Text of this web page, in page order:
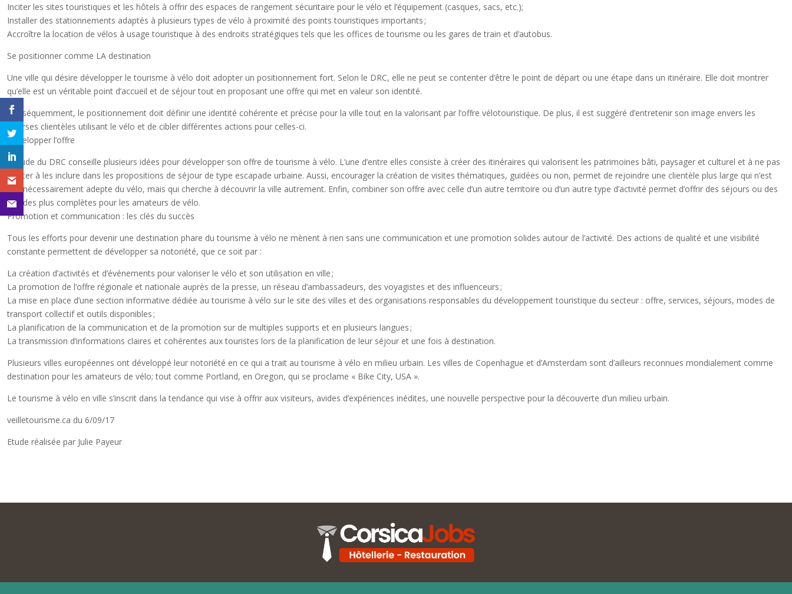
Inciter les sites touristiques et les hôtels à offrir des espaces de rangement sécuritaire pour le vélo et l’équipement (casques, sacs, etc.);
Installer des stationnements adaptés à plusieurs types de vélo à proximité des points touristiques importants ;
Accroître la location de vélos à usage touristique à des endroits stratégiques tels que les offices de tourisme ou les gares de train et d’autobus.
Se positionner comme LA destination
Une ville qui désire développer le tourisme à vélo doit adopter un positionnement fort. Selon le DRC, elle ne peut se contenter d’être le point de départ ou une étape dans un itinéraire. Elle doit montrer
qu’elle est un véritable point d’accueil et de séjour tout en proposant une offre qui met en valeur son identité.
Conséquemment, le positionnement doit définir une identité cohérente et précise pour la ville tout en la valorisant par l’offre vélotouristique. De plus, il est suggéré d’entretenir son image envers les
diverses clientèles utilisant le vélo et de cibler différentes actions pour celles-ci.
Développer l’offre
L’étude du DRC conseille plusieurs idées pour développer son offre de tourisme à vélo. L’une d’entre elles consiste à créer des itinéraires qui valorisent les patrimoines bâti, paysager et culturel et à ne pas
hésiter à les inclure dans les propositions de séjour de type escapade urbaine. Aussi, encourager la création de visites thématiques, guidées ou non, permet de rejoindre une clientèle plus large qui n’est
pas nécessairement adepte du vélo, mais qui cherche à découvrir la ville autrement. Enfin, combiner son offre avec celle d’un autre territoire ou d’un autre type d’activité permet d’offrir des séjours ou des
balades plus complètes pour les amateurs de vélo.
Promotion et communication : les clés du succès
Tous les efforts pour devenir une destination phare du tourisme à vélo ne mènent à rien sans une communication et une promotion solides autour de l’activité. Des actions de qualité et une visibilité
constante permettent de développer sa notoriété, que ce soit par :
La création d’activités et d’événements pour valoriser le vélo et son utilisation en ville ;
La promotion de l’offre régionale et nationale auprès de la presse, un réseau d’ambassadeurs, des voyagistes et des influenceurs ;
La mise en place d’une section informative dédiée au tourisme à vélo sur le site des villes et des organisations responsables du développement touristique du secteur : offre, services, séjours, modes de
transport collectif et outils disponibles ;
La planification de la communication et de la promotion sur de multiples supports et en plusieurs langues ;
La transmission d’informations claires et cohérentes aux touristes lors de la planification de leur séjour et une fois à destination.
Plusieurs villes européennes ont développé leur notoriété en ce qui a trait au tourisme à vélo en milieu urbain. Les villes de Copenhague et d’Amsterdam sont d’ailleurs reconnues mondialement comme
destination pour les amateurs de vélo; tout comme Portland, en Oregon, qui se proclame « Bike City, USA ».
Le tourisme à vélo en ville s’inscrit dans la tendance qui vise à offrir aux visiteurs, avides d’expériences inédites, une nouvelle perspective pour la découverte d’un milieu urbain.
veilletourisme.ca du 6/09/17
Etude réalisée par Julie Payeur